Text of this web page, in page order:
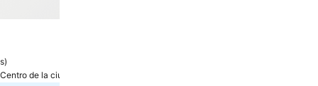
)
de la ciudad